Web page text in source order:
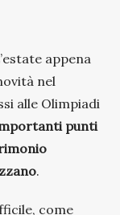
appena
nel
alle Olimpiadi
punti
.
come